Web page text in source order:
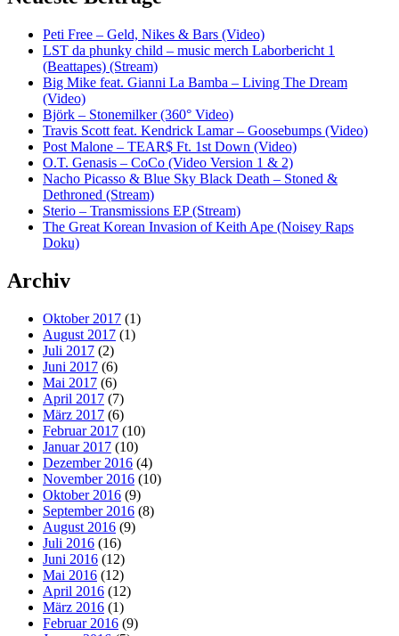
Peti Free – Geld, Nikes & Bars (Video)
LST da phunky child – music merch Laborbericht 1
(Beattapes) (Stream)
Big Mike feat. Gianni La Bamba – Living The Dream
(Video)
Björk – Stonemilker (360° Video)
Travis Scott feat. Kendrick Lamar – Goosebumps (Video)
Post Malone – TEAR$ Ft. 1st Down (Video)
O.T. Genasis – CoCo (Video Version 1 & 2)
Nacho Picasso & Blue Sky Black Death – Stoned &
Dethroned (Stream)
Sterio – Transmissions EP (Stream)
The Great Korean Invasion of Keith Ape (Noisey Raps
Doku)
Archiv
Oktober 2017 (1)
August 2017 (1)
Juli 2017 (2)
Juni 2017 (6)
Mai 2017 (6)
April 2017 (7)
März 2017 (6)
Februar 2017 (10)
Januar 2017 (10)
Dezember 2016 (4)
November 2016 (10)
Oktober 2016 (9)
September 2016 (8)
August 2016 (9)
Juli 2016 (16)
Juni 2016 (12)
Mai 2016 (12)
April 2016 (12)
März 2016 (1)
Februar 2016 (9)